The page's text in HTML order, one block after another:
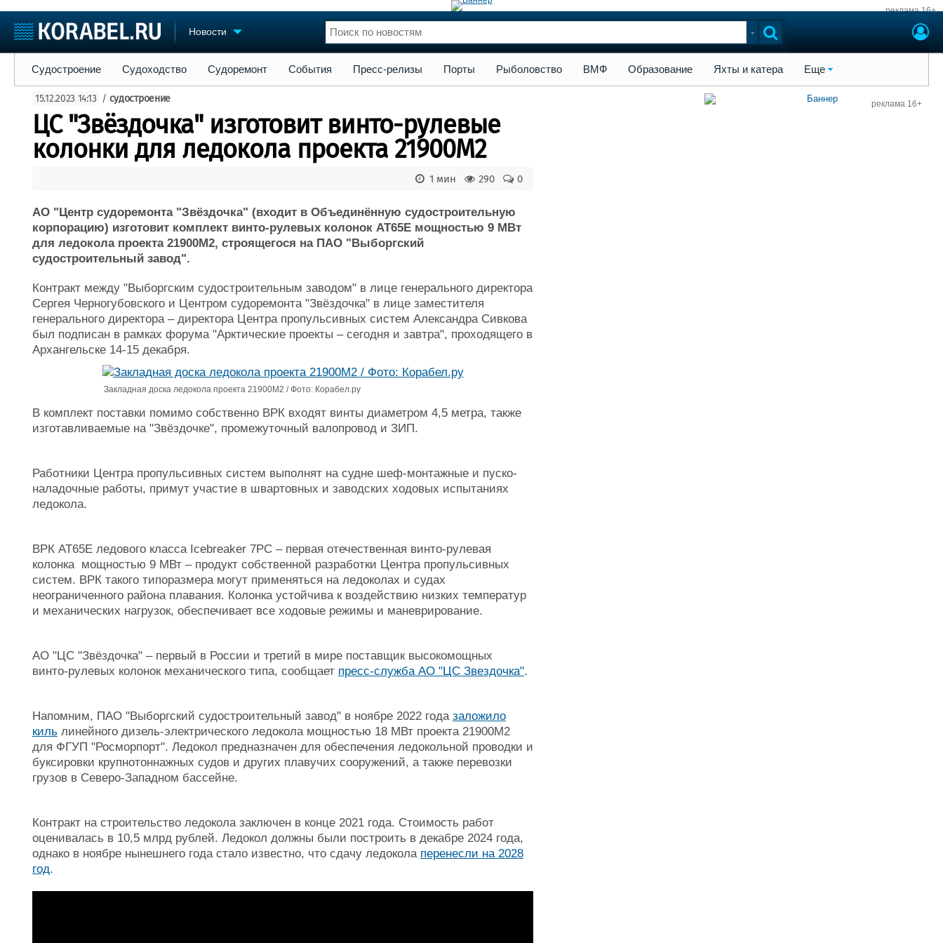
реклама 16+
Новости
Судостроение
Пульс
Новости
Компании
Репутация
Журнал
Реклама
Торговая площадка
Доска объявлений
Продажа флота
Оборудование
Изделия
Конференции
Личности
Флот
Форум
Отзывы
Все службы
Судостроение Судоходство Судоремонт События Пресс-релизы Порты Рыболовство ВМФ Образование Яхты и катера Еще
15.12.2023 14:13 / судостроение
ЦС "Звёздочка" изготовит винто-рулевые
колонки для ледокола проекта 21900М2
0
290
1 мин
АО "Центр судоремонта "Звёздочка" (входит в Объединённую судостроительную
корпорацию) изготовит комплект винто-рулевых колонок AT65E мощностью 9 МВт
для ледокола проекта 21900М2, строящегося на ПАО "Выборгский
судостроительный завод".
Контракт между "Выборгским судостроительным заводом" в лице генерального директора
Сергея Черногубовского и Центром судоремонта "Звёздочка" в лице заместителя
генерального директора – директора Центра пропульсивных систем Александра Сивкова
был подписан в рамках форума "Арктические проекты – сегодня и завтра", проходящего в
Архангельске 14-15 декабря.
Закладная доска ледокола проекта 21900М2 / Фото: Корабел.ру
В комплект поставки помимо собственно ВРК входят винты диаметром 4,5 метра, также
изготавливаемые на "Звёздочке", промежуточный валопровод и ЗИП.
Работники Центра пропульсивных систем выполнят на судне шеф-монтажные и пуско-
наладочные работы, примут участие в швартовных и заводских ходовых испытаниях
ледокола.
ВРК AT65E ледового класса Icebreaker 7РС – первая отечественная винто-рулевая
колонка мощностью 9 МВт – продукт собственной разработки Центра пропульсивных
систем. ВРК такого типоразмера могут применяться на ледоколах и судах
неограниченного района плавания. Колонка устойчива к воздействию низких температур
и механических нагрузок, обеспечивает все ходовые режимы и маневрирование.
АО "ЦС "Звёздочка" – первый в России и третий в мире поставщик высокомощных
винто-рулевых колонок механического типа, сообщает пресс-служба АО "ЦС Звездочка".
Напомним, ПАО "Выборгский судостроительный завод" в ноябре 2022 года заложило
киль линейного дизель-электрического ледокола мощностью 18 МВт проекта 21900М2
для ФГУП "Росморпорт". Ледокол предназначен для обеспечения ледокольной проводки и
буксировки крупнотоннажных судов и других плавучих сооружений, а также перевозки
грузов в Северо-Западном бассейне.
Контракт на строительство ледокола заключен в конце 2021 года. Стоимость работ
оценивалась в 10,5 млрд рублей. Ледокол должны были построить в декабре 2024 года,
однако в ноябре нынешнего года стало известно, что сдачу ледокола перенесли на 2028
год.
реклама 16+